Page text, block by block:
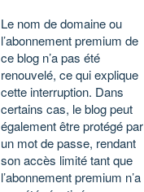
Le nom de domaine ou
l’abonnement premium de
ce blog n’a pas été
renouvelé, ce qui explique
cette interruption. Dans
certains cas, le blog peut
également être protégé par
un mot de passe, rendant
son accès limité tant que
l’abonnement premium n’a